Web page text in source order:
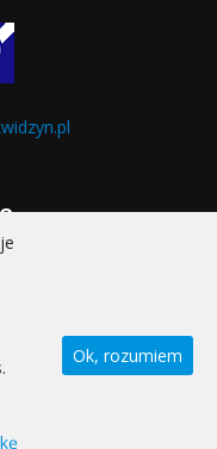
PROJEKTY
DOSTĘPNOŚCI
Ok, rozumiem